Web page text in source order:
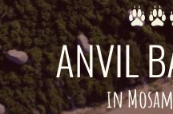
ANVIL
in